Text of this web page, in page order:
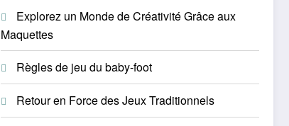
Explorez un Monde de Créativité Grâce aux
Maquettes
Règles de jeu du baby-foot
Retour en Force des Jeux Traditionnels